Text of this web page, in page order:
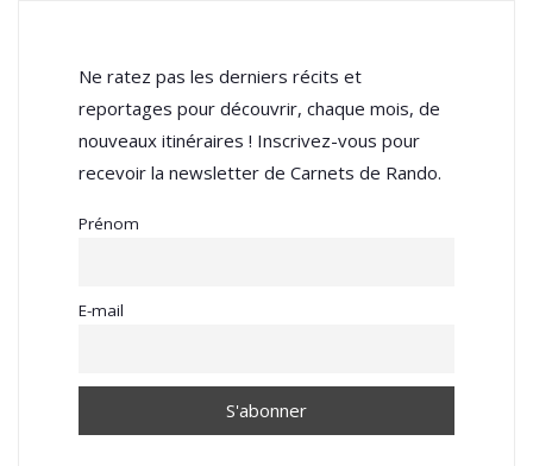
Ne ratez pas les derniers récits et
reportages pour découvrir, chaque mois, de
nouveaux itinéraires ! Inscrivez-vous pour
recevoir la newsletter de Carnets de Rando.
Prénom
E-mail